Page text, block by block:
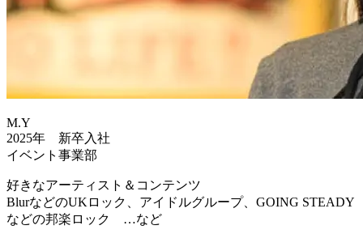
M.Y
2025年 新卒入社
イベント事業部
好きなアーティスト＆コンテンツ
BlurなどのUKロック、アイドルグループ、GOING STEADY
などの邦楽ロック …など